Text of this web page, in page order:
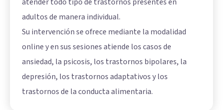
atender todo tipo de trastornos presentes en
adultos de manera individual.
Su intervención se ofrece mediante la modalidad
online y en sus sesiones atiende los casos de
ansiedad, la psicosis, los trastornos bipolares, la
depresión, los trastornos adaptativos y los
trastornos de la conducta alimentaria.